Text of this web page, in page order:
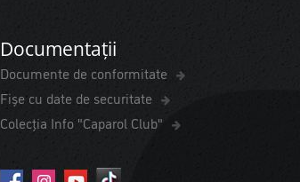
Documentații
Documente de conformitate
Fișe cu date de securitate
Colecția Info "Caparol Club"